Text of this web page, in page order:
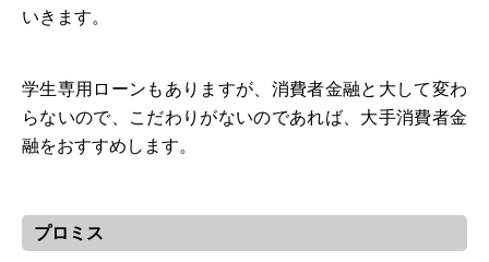
いきます。
学生専用ローンもありますが、消費者金融と大して変わ
らないので、こだわりがないのであれば、大手消費者金
融をおすすめします。
プロミス